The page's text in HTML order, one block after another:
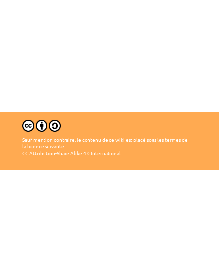
Sauf mention contraire, le contenu de ce wiki est placé sous les termes de
la licence suivante :
CC Attribution-Share Alike 4.0 International